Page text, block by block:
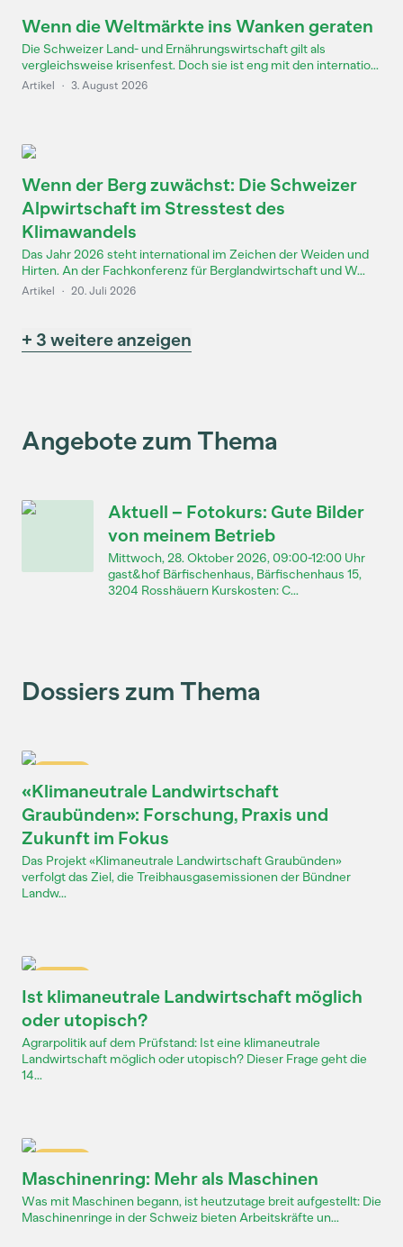
Wenn die Weltmärkte ins Wanken geraten
Die Schweizer Land- und Ernährungswirtschaft gilt als
vergleichsweise krisenfest. Doch sie ist eng mit den internatio...
Artikel · 3. August 2026
Wenn der Berg zuwächst: Die Schweizer
Alpwirtschaft im Stresstest des
Klimawandels
Das Jahr 2026 steht international im Zeichen der Weiden und
Hirten. An der Fachkonferenz für Berglandwirtschaft und W...
Artikel · 20. Juli 2026
+ 3 weitere anzeigen
Angebote zum Thema
Aktuell – Fotokurs: Gute Bilder
von meinem Betrieb
Mittwoch, 28. Oktober 2026, 09:00-12:00 Uhr
gast&hof Bärfischenhaus, Bärfischenhaus 15,
3204 Rosshäuern Kurskosten: C...
Dossiers zum Thema
«Klimaneutrale Landwirtschaft
Graubünden»: Forschung, Praxis und
Zukunft im Fokus
Das Projekt «Klimaneutrale Landwirtschaft Graubünden»
verfolgt das Ziel, die Treibhausgasemissionen der Bündner
Landw...
Ist klimaneutrale Landwirtschaft möglich
oder utopisch?
Agrarpolitik auf dem Prüfstand: Ist eine klimaneutrale
Landwirtschaft möglich oder utopisch? Dieser Frage geht die
14...
Maschinenring: Mehr als Maschinen
Was mit Maschinen begann, ist heutzutage breit aufgestellt: Die
Maschinenringe in der Schweiz bieten Arbeitskräfte un...